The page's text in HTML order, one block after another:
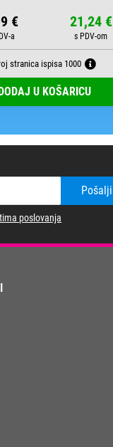
€ 21,24 €
stranica ispisa 1000
DODAJ U KOŠARICU
Pošalji
poslovanja